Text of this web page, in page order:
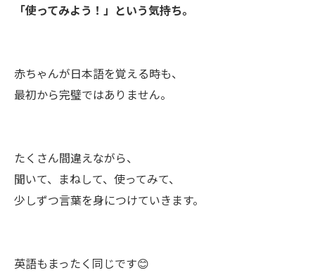
「使ってみよう！」という気持ち。
赤ちゃんが日本語を覚える時も、
最初から完璧ではありません。
たくさん間違えながら、
聞いて、まねして、使ってみて、
少しずつ言葉を身につけていきます。
英語もまったく同じです😊